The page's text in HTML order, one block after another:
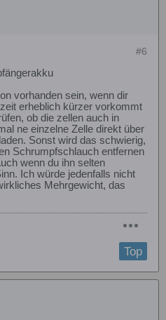
#6
vorhanden sein, wenn dir
erheblich kürzer vorkommt
ob die zellen auch in
ne einzelne Zelle direkt über
Sonst wird das schwierig,
Schrumpfschlauch entfernen
wenn du ihn selten
Ich würde jedenfalls nicht
Mehrgewicht, das
Top